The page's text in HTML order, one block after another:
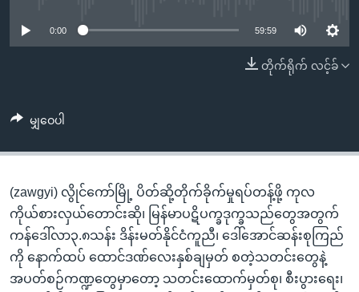
ညွန်း
ကျော်
ရန်
ရန်
နေရာ
သို့
ကျော်
ရန်
သုတပဒေသာ အင်္ဂလိပ်စာ
Learning English
0:00 59:59
တိုက်ရိုက် လင့်ခ်
မျှဝေပါ
(zawgyi) လွိုင်ကော်မြို့ ပိတ်ဆို့တိုက်ခိုက်မှုရပ်တန့်ဖို့ ကုလ
ကိုယ်စားလှယ်တောင်းဆို၊ မြန်မာပဋိပက္ခဒုက္ခသည်တွေအတွက်
ကန်ဒေါ်လာ၃.၈သန်း ဒိန်းမတ်နိုင်ငံကူညီ၊ ဒေါ်အောင်ဆန်းစုကြည်
ကို နောက်ထပ် ထောင်ဒဏ်လေးနှစ်ချမှတ် စတဲ့သတင်းတွေနဲ့
အပတ်စဉ်ကဏ္ဍတွေမှာတော့ သတင်းထောက်မှတ်စု၊ စီးပွားရေး၊